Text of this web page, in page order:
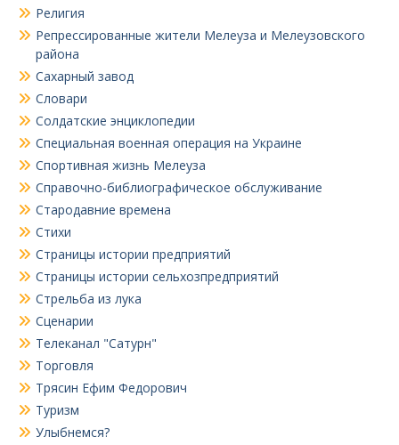
Религия
Репрессированные жители Мелеуза и Мелеузовского
района
Сахарный завод
Словари
Солдатские энциклопедии
Специальная военная операция на Украине
Спортивная жизнь Мелеуза
Справочно-библиографическое обслуживание
Стародавние времена
Стихи
Страницы истории предприятий
Страницы истории сельхозпредприятий
Стрельба из лука
Сценарии
Телеканал "Сатурн"
Торговля
Трясин Ефим Федорович
Туризм
Улыбнемся?